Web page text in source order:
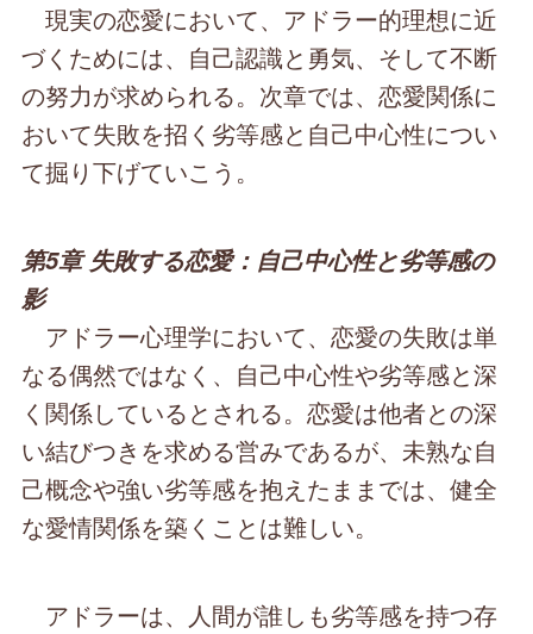
現実の恋愛において、アドラー的理想に近
づくためには、自己認識と勇気、そして不断
の努力が求められる。次章では、恋愛関係に
おいて失敗を招く劣等感と自己中心性につい
て掘り下げていこう。
第5章 失敗する恋愛：自己中心性と劣等感の
影
アドラー心理学において、恋愛の失敗は単
なる偶然ではなく、自己中心性や劣等感と深
く関係しているとされる。恋愛は他者との深
い結びつきを求める営みであるが、未熟な自
己概念や強い劣等感を抱えたままでは、健全
な愛情関係を築くことは難しい。
アドラーは、人間が誰しも劣等感を持つ存